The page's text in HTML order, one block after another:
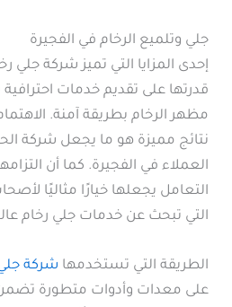
جلي وتلميع الرخام في الفجيرة
إحدى المزايا التي تميز شركة جلي
قدرتها على تقديم خدمات
مظهر الرخام بطريقة آمنة.
نتائج مميزة هو ما يجعل شركة
العملاء في الفجيرة. كما أن
التعامل يجعلها خيارًا مثاليًا
التي تبحث عن خدمات جلي رخام
الطريقة التي تستخدمها شركة
على معدات وأدوات متطورة تضمن